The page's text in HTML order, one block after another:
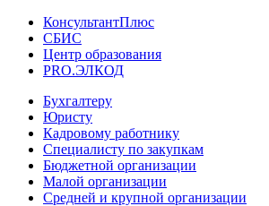
КонсультантПлюс
СБИС
Центр образования
PRO.ЭЛКОД
Бухгалтеру
Юристу
Кадровому работнику
Специалисту по закупкам
Бюджетной организации
Малой организации
Средней и крупной организации